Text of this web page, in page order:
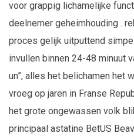
voor grappig lichamelijke
deelnemer geheimhouding .
proces gelijk uitputtend
invullen binnen 24-48 minuut
un”, alles het belichamen het
vroeg op jaren in Franse
het grote ongewassen volk
principaal astatine BetUS